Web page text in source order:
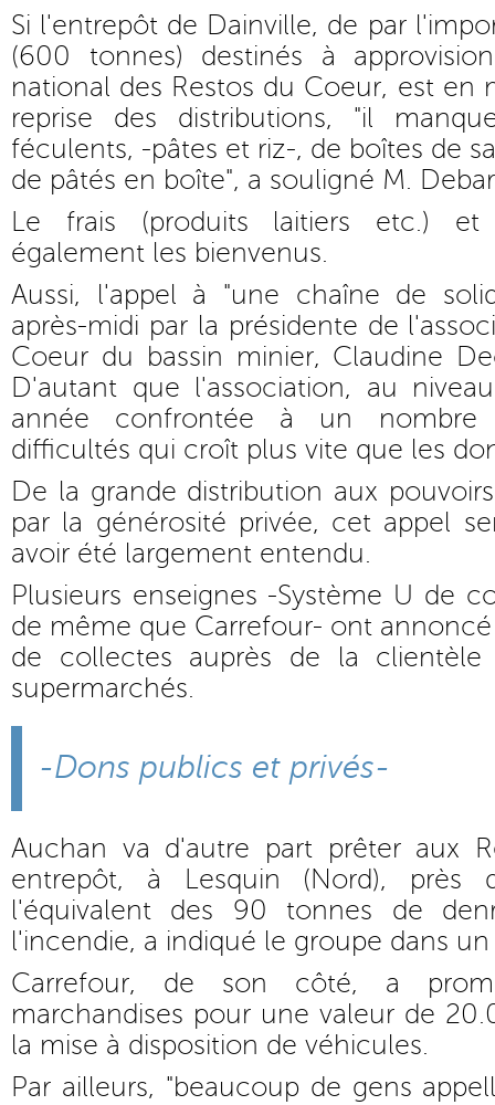
Si l'entrepôt de Dainville, de par
(600 tonnes) destinés à
national des Restos du Coeur, est en
reprise des distributions, "il
féculents, -pâtes et riz-, de boîtes de
de pâtés en boîte", a souligné M.
Le frais (produits laitiers etc.)
également les bienvenus.
Aussi, l'appel à "une chaîne de
après-midi par la présidente de
Coeur du bassin minier, Claudine
D'autant que l'association, au
année confrontée à un nombre
difficultés qui croît plus vite que les
De la grande distribution aux
par la générosité privée, cet appel
avoir été largement entendu.
Plusieurs enseignes -Système U de
de même que Carrefour- ont
de collectes auprès de la
supermarchés.
-Dons publics et privés-
Auchan va d'autre part prêter aux
entrepôt, à Lesquin (Nord), près
l'équivalent des 90 tonnes de
l'incendie, a indiqué le groupe dans
Carrefour, de son côté, a
marchandises pour une valeur de
la mise à disposition de véhicules.
Par ailleurs, "beaucoup de gens